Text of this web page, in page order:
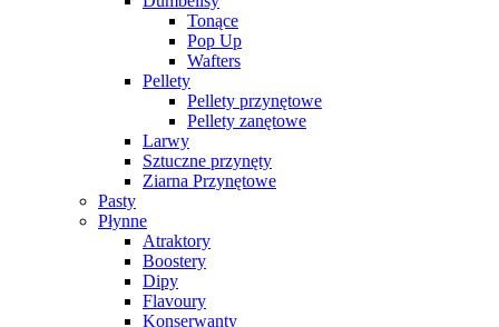
Tonące
Pop Up
Wafters
Pellety
Pellety przynętowe
Pellety zanętowe
Larwy
Sztuczne przynęty
Ziarna Przynętowe
Pasty
Płynne
Atraktory
Boostery
Dipy
Flavoury
Konserwanty